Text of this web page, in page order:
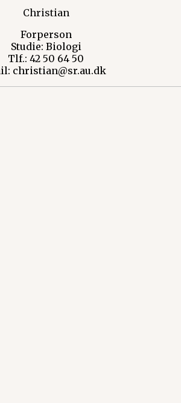
Christian
Forperson
Studie: Biologi
Tlf.: 42 50 64 50
christian@sr.au.dk